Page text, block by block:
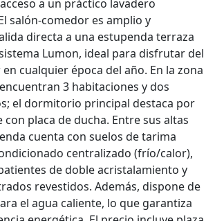
a un práctico lavadero
salón-comedor es amplio y
directa a una estupenda terraza
Lumon, ideal para disfrutar del
cualquier época del año. En la zona
3 habitaciones y dos
el dormitorio principal destaca por
con placa de ducha. Entre sus altas
cuenta con suelos de tarima
centralizado (frío/calor),
de doble acristalamiento y
revestidos. Además, dispone de
el agua caliente, lo que garantiza